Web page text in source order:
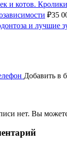
и котов. Кролики
₽35
и лучшие
Добавить в
нет. Вы